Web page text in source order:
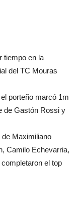
tiempo en la
del TC Mouras
porteño marcó 1m
de Gastón Rossi y
Maximiliano
Camilo Echevarria,
el top